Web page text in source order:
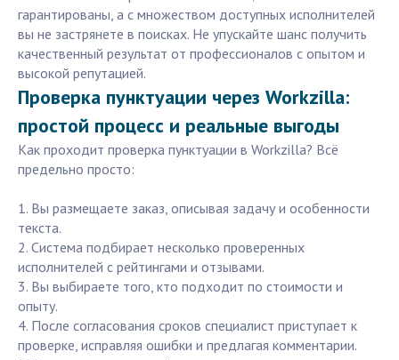
гарантированы, а с множеством доступных исполнителей
вы не застрянете в поисках. Не упускайте шанс получить
качественный результат от профессионалов с опытом и
высокой репутацией.
Проверка пунктуации через Workzilla:
простой процесс и реальные выгоды
Как проходит проверка пунктуации в Workzilla? Всё
предельно просто:
1. Вы размещаете заказ, описывая задачу и особенности
текста.
2. Система подбирает несколько проверенных
исполнителей с рейтингами и отзывами.
3. Вы выбираете того, кто подходит по стоимости и
опыту.
4. После согласования сроков специалист приступает к
проверке, исправляя ошибки и предлагая комментарии.